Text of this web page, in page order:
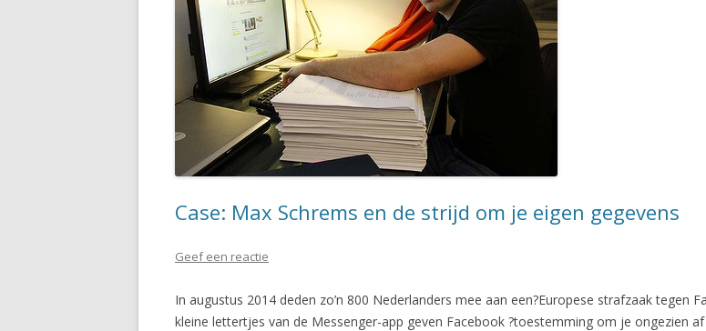
Case: Max Schrems en de strijd om je eigen gegevens
Geef een reactie
In augustus 2014 deden zo’n 800 Nederlanders mee aan een?Europese strafzaak tegen
kleine lettertjes van de Messenger-app geven Facebook ?toestemming om je ongezien